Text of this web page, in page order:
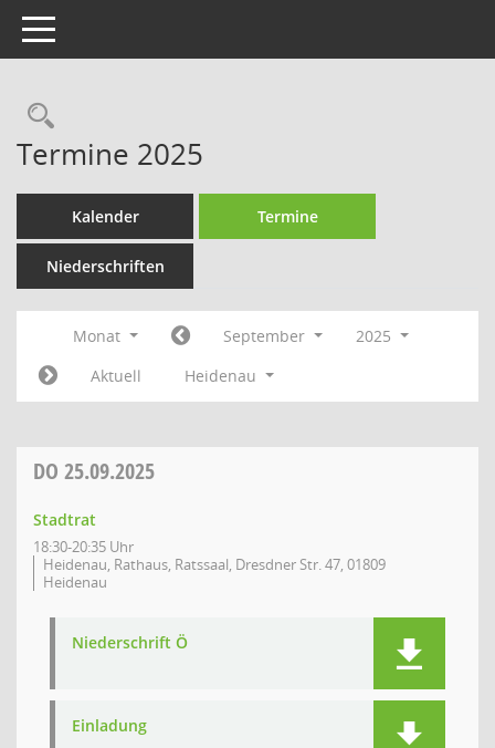
Toggle navigation
Rechercheauswahl
Termine 2025
Kalender Termine
Niederschriften
Monat September
2025
Aktuell
Heidenau
DO 25.09.2025
Stadtrat
18:30-20:35 Uhr
Heidenau, Rathaus, Ratssaal, Dresdner Str. 47, 01809
Heidenau
Niederschrift Ö
Einladung